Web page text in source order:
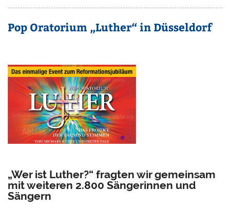
Pop Oratorium „Luther“ in Düsseldorf
„Wer ist Luther?“ fragten wir gemeinsam
mit weiteren 2.800 Sängerinnen und
Sängern